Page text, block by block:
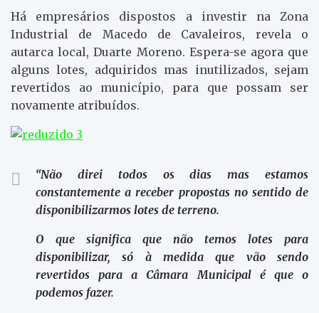
Há empresários dispostos a investir na Zona
Industrial de Macedo de Cavaleiros, revela o
autarca local, Duarte Moreno. Espera-se agora que
alguns lotes, adquiridos mas inutilizados, sejam
revertidos ao município, para que possam ser
novamente atribuídos.
“Não direi todos os dias mas estamos
constantemente a receber propostas no sentido de
disponibilizarmos lotes de terreno.
O que significa que não temos lotes para
disponibilizar, só à medida que vão sendo
revertidos para a Câmara Municipal é que o
podemos fazer.